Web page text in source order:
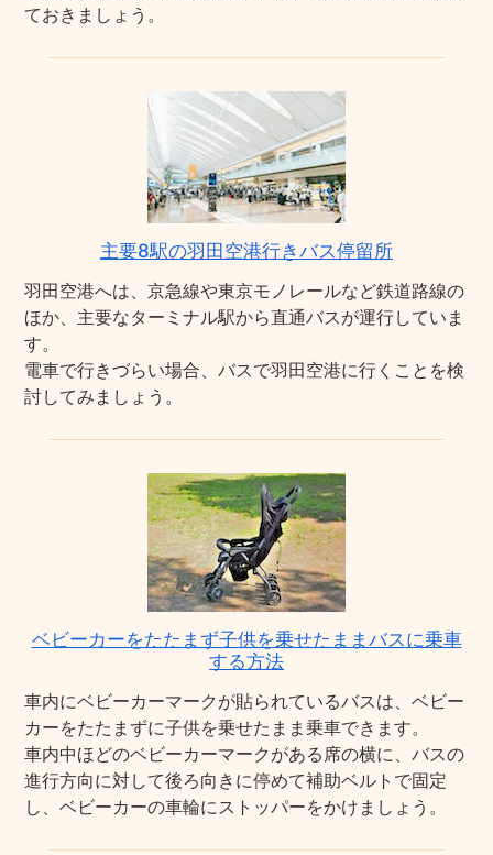
ておきましょう。
主要8駅の羽田空港行きバス停留所
羽田空港へは、京急線や東京モノレールなど鉄道路線の
ほか、主要なターミナル駅から直通バスが運行していま
す。
電車で行きづらい場合、バスで羽田空港に行くことを検
討してみましょう。
ベビーカーをたたまず子供を乗せたままバスに乗車
する方法
車内にベビーカーマークが貼られているバスは、ベビー
カーをたたまずに子供を乗せたまま乗車できます。
車内中ほどのベビーカーマークがある席の横に、バスの
進行方向に対して後ろ向きに停めて補助ベルトで固定
し、ベビーカーの車輪にストッパーをかけましょう。